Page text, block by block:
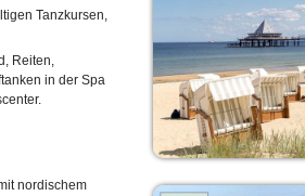
Tanzkursen,
Reiten,
in der Spa
nordischem